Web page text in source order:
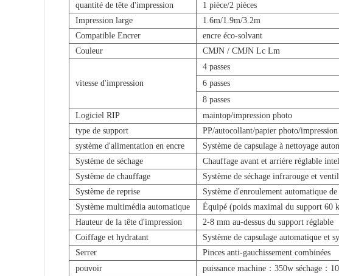
quantité de tête d'impression
1 pièce/2 pièces
Impression large
1.6m/1.9m/3.2m
Compatible Encrer
encre éco-solvant
Couleur
CMJN / CMJN Lc Lm
vitesse d'impression
4 passes
6 passes
8 passes
Logiciel RIP
maintop/impression photo
type de support
PP/autocollant/papier photo/
système d'alimentation en encre
Système de capsulage à nettoyage
Système de séchage
Chauffage avant et arrière réglable
Système de chauffage
Système de séchage infrarouge et
Système de reprise
Système d'enroulement automatique
Système multimédia automatique
Équipé (poids maximal du support 60
Hauteur de la tête d'impression
2-8 mm au-dessus du support réglable
Coiffage et hydratant
Système de capsulage automatique et
Serrer
Pinces anti-gauchissement combinées
pouvoir
puissance machine：350w séchage：